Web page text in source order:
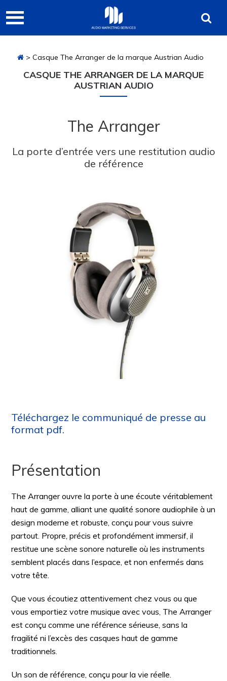
la
principale
au
contenu
la
latérale
principale
Audio
Marketing
Services
> Casque The Arranger de la marque Austrian Audio
CASQUE THE ARRANGER DE LA MARQUE
AUSTRIAN AUDIO
The Arranger
La porte d’entrée vers une restitution audio
de référence
Téléchargez le communiqué de presse au
format pdf.
Présentation
The Arranger ouvre la porte à une écoute véritablement
haut de gamme, alliant une qualité sonore audiophile à un
design moderne et robuste, conçu pour vous suivre
partout. Propre, précis et profondément immersif, il
restitue une scène sonore naturelle où les instruments
semblent placés dans l’espace, et non enfermés dans
votre tête.
Que vous écoutiez attentivement chez vous ou que
vous emportiez votre musique avec vous, The Arranger
est conçu comme une référence sérieuse, sans la
fragilité ni l’excès des casques haut de gamme
traditionnels.
Un son de référence, conçu pour la vie réelle.